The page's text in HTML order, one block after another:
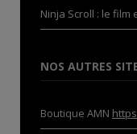
Ninja Scroll : le film
NOS AUTRES
Boutique AMN